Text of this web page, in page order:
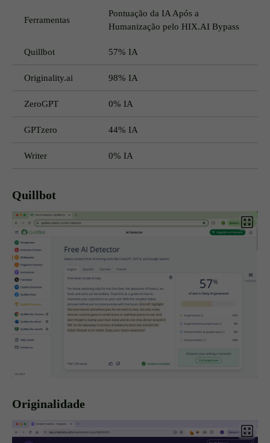
Ferramentas
Pontuação da IA Após a
Humanização pelo HIX.AI Bypass
Quillbot 57% IA
Originality.ai 98% IA
ZeroGPT 0% IA
GPTzero 44% IA
Writer 0% IA
Quillbot
Originalidade